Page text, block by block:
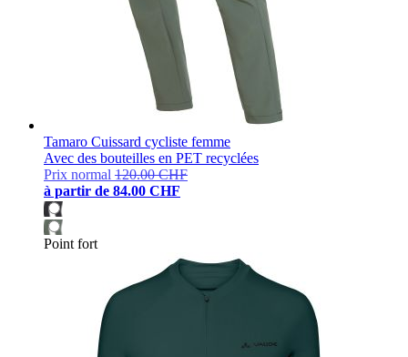
Tamaro Cuissard cycliste femme
Avec des bouteilles en PET recyclées
Prix normal 120.00 CHF
à partir de 84.00 CHF
Point fort